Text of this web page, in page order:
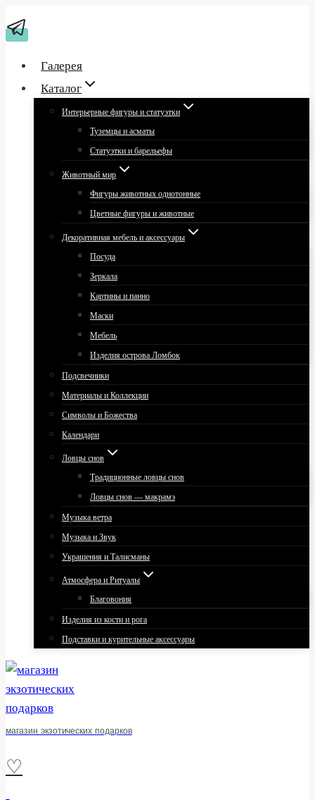
к
Галерея
Каталог
Интерьерные фигуры и статуэтки
Туземцы и асматы
Статуэтки и барельефы
Животный мир
Фигуры животных однотонные
Цветные фигуры и животные
Декоративная мебель и аксессуары
Посуда
Зеркала
Картины и панно
Маски
Мебель
Изделия острова Ломбок
Подсвечники
Материалы и Коллекции
Символы и Божества
Календари
Ловцы снов
Традиционные ловцы снов
Ловцы снов — макрамэ
Музыка ветра
Музыка и Звук
Украшения и Талисманы
Атмосфера и Ритуалы
Благовония
Изделия из кости и рога
Подставки и курительные аксессуары
магазин экзотических подарков
♡